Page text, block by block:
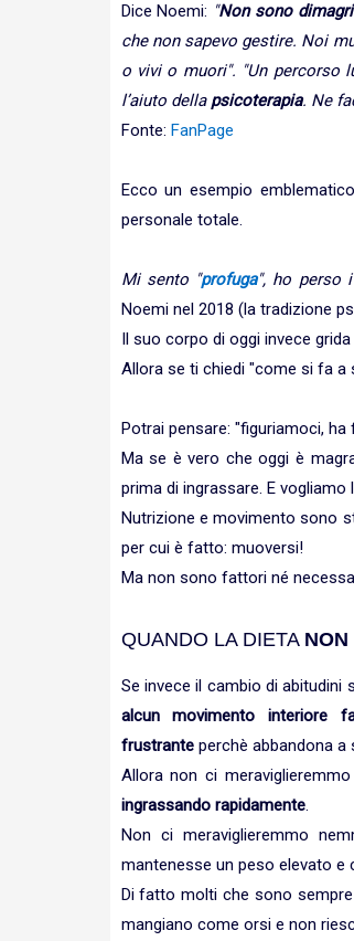
Dice Noemi: "Non sono
che non sapevo gestire. Noi
o vivi o muori". "Un percorso
l’aiuto della psicoterapia. Ne
Fonte: FanPage
Ecco un esempio
personale totale.
Mi sento "profuga", ho perso
Noemi nel 2018 (la tradizione
Il suo corpo di oggi invece grida
Allora se ti chiedi "come si fa a
Potrai pensare: "figuriamoci,
Ma se è vero che oggi è
prima di ingrassare. E vogliamo
Nutrizione e movimento sono
per cui è fatto: muoversi!
Ma non sono fattori né
QUANDO LA DIETA NON
Se invece il cambio di
alcun movimento interiore
frustrante perchè abbandona a
Allora non ci
ingrassando rapidamente.
Non ci meraviglieremmo
mantenesse un peso elevato e
Di fatto molti che sono
mangiano come orsi e non